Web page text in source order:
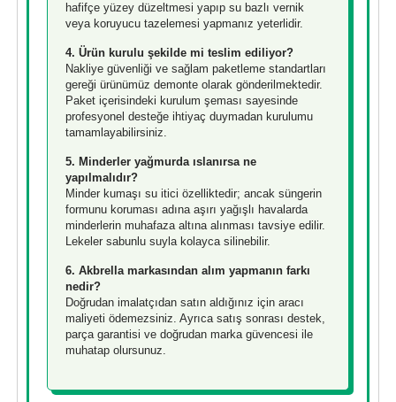
hafifçe yüzey düzeltmesi yapıp su bazlı vernik
veya koruyucu tazelemesi yapmanız yeterlidir.
4. Ürün kurulu şekilde mi teslim ediliyor?
Nakliye güvenliği ve sağlam paketleme standartları
gereği ürünümüz demonte olarak gönderilmektedir.
Paket içerisindeki kurulum şeması sayesinde
profesyonel desteğe ihtiyaç duymadan kurulumu
tamamlayabilirsiniz.
5. Minderler yağmurda ıslanırsa ne
yapılmalıdır?
Minder kumaşı su itici özelliktedir; ancak süngerin
formunu koruması adına aşırı yağışlı havalarda
minderlerin muhafaza altına alınması tavsiye edilir.
Lekeler sabunlu suyla kolayca silinebilir.
6. Akbrella markasından alım yapmanın farkı
nedir?
Doğrudan imalatçıdan satın aldığınız için aracı
maliyeti ödemezsiniz. Ayrıca satış sonrası destek,
parça garantisi ve doğrudan marka güvencesi ile
muhatap olursunuz.